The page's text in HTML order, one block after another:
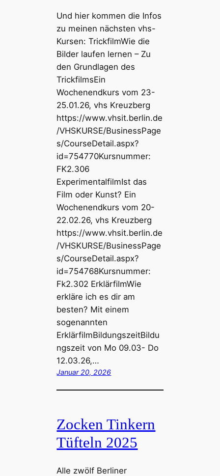
Und hier kommen die Infos
zu meinen nächsten vhs-
Kursen: TrickfilmWie die
Bilder laufen lernen – Zu
den Grundlagen des
TrickfilmsEin
Wochenendkurs vom 23-
25.01.26, vhs Kreuzberg
https://www.vhsit.berlin.de
/VHSKURSE/BusinessPage
s/CourseDetail.aspx?
id=754770Kursnummer:
FK2.306
ExperimentalfilmIst das
Film oder Kunst? Ein
Wochenendkurs vom 20-
22.02.26, vhs Kreuzberg
https://www.vhsit.berlin.de
/VHSKURSE/BusinessPage
s/CourseDetail.aspx?
id=754768Kursnummer:
Fk2.302 ErklärfilmWie
erkläre ich es dir am
besten? Mit einem
sogenannten
ErklärfilmBildungszeitBildu
ngszeit von Mo 09.03- Do
12.03.26,…
Januar 20, 2026
Zocken Tinkern
Tüfteln 2025
Alle zwölf Berliner